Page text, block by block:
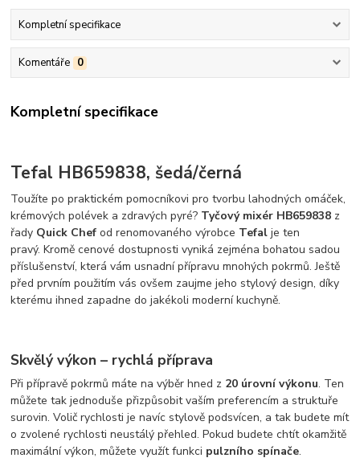
Kompletní specifikace
Komentáře 0
Kompletní specifikace
Tefal HB659838, šedá/černá
Toužíte po praktickém pomocníkovi pro tvorbu lahodných omáček,
krémových polévek a zdravých pyré? Tyčový mixér HB659838 z
řady Quick Chef od renomovaného výrobce Tefalje ten
pravý. Kromě cenové dostupnosti vyniká zejména bohatou sadou
příslušenství, která vám usnadní přípravu mnohých pokrmů. Ještě
před prvním použitím vás ovšem zaujme jeho stylový design, díky
kterému ihned zapadne do jakékoli moderní kuchyně.
Skvělý výkon – rychlá příprava
Při přípravě pokrmů máte na výběr hned z 20 úrovní výkonu. Ten
můžete tak jednoduše přizpůsobit vaším preferencím a struktuře
surovin. Volič rychlosti je navíc stylově podsvícen, a tak budete mít
o zvolené rychlosti neustálý přehled. Pokud budete chtít okamžitě
maximální výkon, můžete využít funkci pulzního spínače.